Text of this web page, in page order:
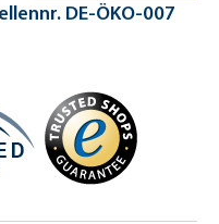
DE-ÖKO-007